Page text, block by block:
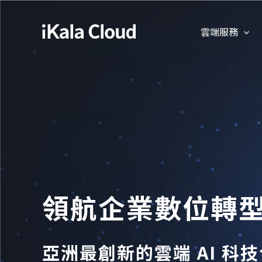
雲端服務
領航企業數位轉
亞洲最創新的雲端 AI 科